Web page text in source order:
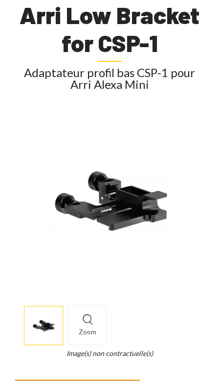
Arri Low Bracket
for CSP-1
Adaptateur profil bas CSP-1 pour
Arri Alexa Mini
Zoom
info
Image(s) non contractuelle(s)